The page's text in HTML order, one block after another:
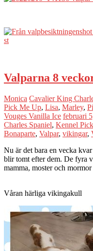
Valparna 8
Monica Cavalier King
Pick Me Up, Lisa, Marley,
Vouges Vanilla Ice februari
Charles Spaniel, Kennel
Bonaparte, Valpar, vikingar,
Nu är det bara en vecka
blir tomt efter dem. De fyra
mamma, moster och
Våran härliga vikingakull